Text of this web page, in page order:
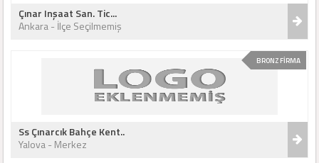
Çınar Inşaat San. Tic...
Ankara - İlçe Seçilmemiş
BRONZ FİRMA
Ss Çınarcık Bahçe Kent..
Yalova - Merkez